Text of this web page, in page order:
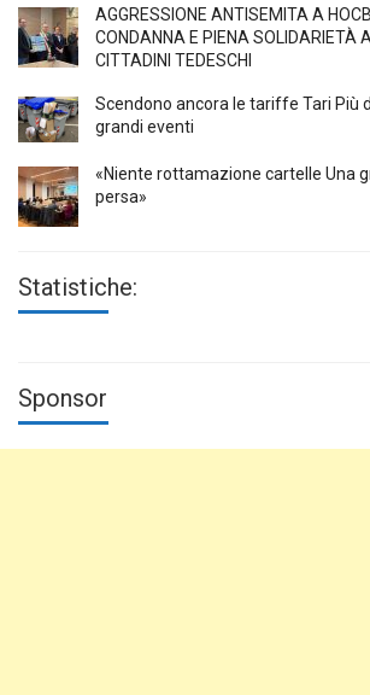
AGGRESSIONE ANTISEMITA A
CONDANNA E PIENA SOLIDARIETÀ
CITTADINI TEDESCHI
Scendono ancora le tariffe Tari Più
grandi eventi
«Niente rottamazione cartelle Una
persa»
Statistiche:
Sponsor